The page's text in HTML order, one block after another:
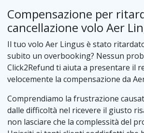
Compensazione per
cancellazione volo Aer
Il tuo volo Aer Lingus è stato
subito un overbooking? Nessun
Click2Refund ti aiuta a presentare il
velocemente la compensazione da
Comprendiamo la frustrazione
dalle difficoltà nel ricevere il giusto
non lasciare che la complessità del